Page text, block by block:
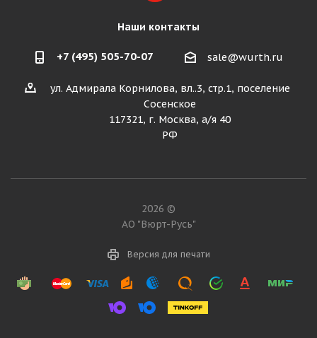
Наши контакты
+7 (495) 505-70-07 sale@wurth.ru
ул. Адмирала Корнилова, вл..3, стр.1, поселение
Сосенское
117321, г. Москва, а/я 40
РФ
2026 ©
АО "Вюрт-Русь"
Версия для печати